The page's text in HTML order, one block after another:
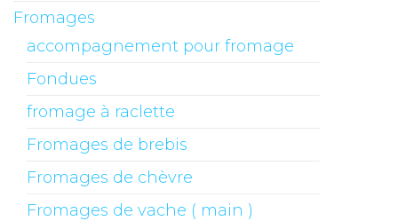
Fromages
accompagnement pour fromage
Fondues
fromage à raclette
Fromages de brebis
Fromages de chèvre
Fromages de vache ( main )